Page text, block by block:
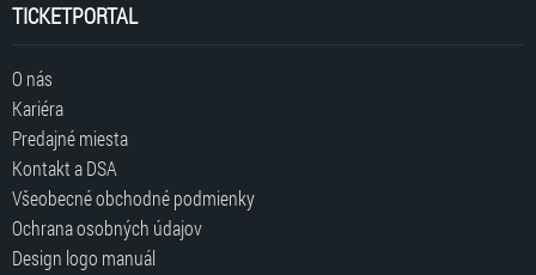
TICKETPORTAL
O nás
Kariéra
Predajné miesta
Kontakt a DSA
Všeobecné obchodné podmienky
Ochrana osobných údajov
Design logo manuál